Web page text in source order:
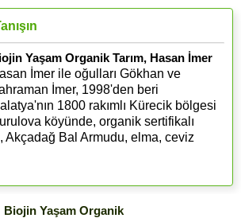
Yaşam Organik Tarım, Hasan İmer
İmer ile oğulları Gökhan ve
İmer, 1998'den beri
1800 rakımlı Kürecik bölgesi
köyünde, organik sertifikalı
Akçadağ Bal Armudu, elma, ceviz
Biojin Yaşam Organik